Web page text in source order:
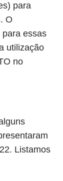
para
O
para essas
utilização
no
Listamos